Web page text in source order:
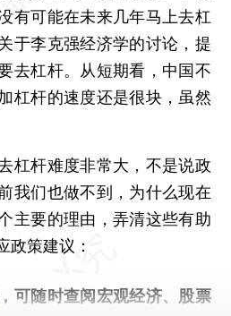
有可能在未来几年马上去杠
于李克强经济学的讨论，提
去杠杆。从短期看，中国不
杠杆的速度还是很块，虽然
杆难度非常大，不是说政
我们也做不到，为什么现在
主要的理由，弄清这些有助
政策建议：
，可随时查阅宏观经济、股票